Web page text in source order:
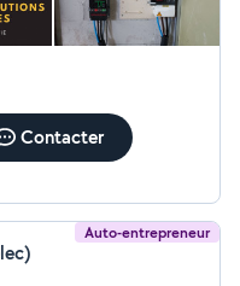
Contacter
Auto-entrepreneur